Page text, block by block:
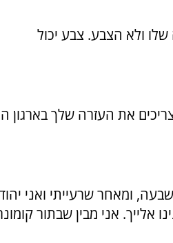
ולא הצבע. צבע יכול
את העזרה שלך
ומאחר שרעייתי ואני
אלייך. אני מבין שבתור